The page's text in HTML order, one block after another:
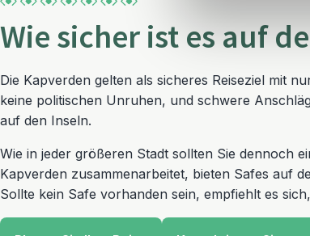
Wie sicher ist es auf
Die Kapverden gelten als sicheres Reiseziel mit
keine politischen Unruhen, und schwere
auf den Inseln.
Wie in jeder größeren Stadt sollten Sie dennoch
Kapverden zusammenarbeitet, bieten Safes auf
Sollte kein Safe vorhanden sein, empfiehlt es